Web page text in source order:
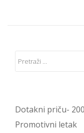
Dotakni priču-
Promotivni letak